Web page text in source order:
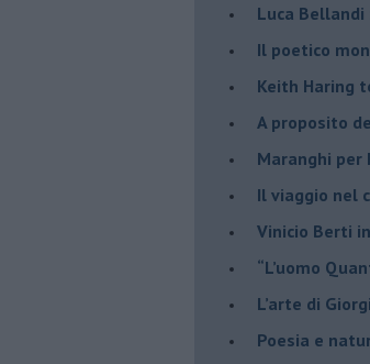
​Luca
​Il poetico
​Keith Haring
​A proposito
Maranghi per
​Il viaggio nel
Vinicio Berti
“L’uomo
​L’arte di
Poesia e